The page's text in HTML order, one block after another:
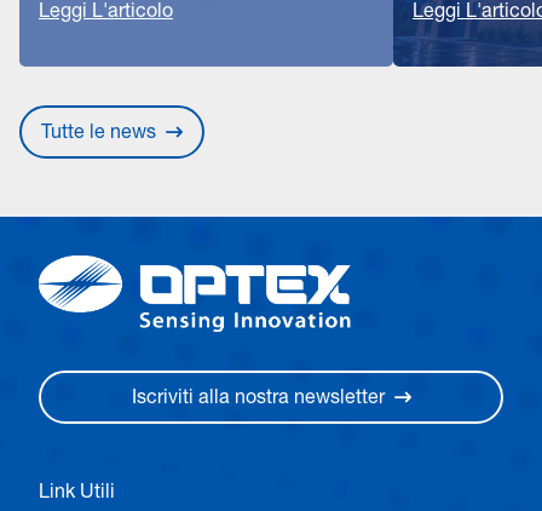
Leggi L'articolo Leggi
Tutte le news
Iscriviti alla nostra newsletter
Link Utili